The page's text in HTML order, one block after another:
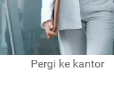
Pergi ke kantor